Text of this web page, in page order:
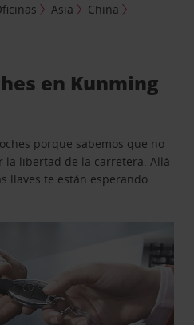
Asia
China
en Kunming
porque sabemos que no
la libertad de la carretera. Allá
llaves te están esperando